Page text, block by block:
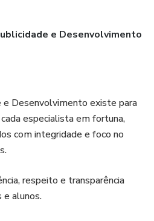
e Desenvolvimento
e Desenvolvimento existe para
especialista em fortuna,
com integridade e foco no
respeito e transparência
e alunos.